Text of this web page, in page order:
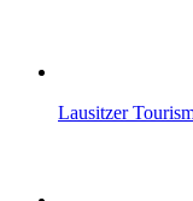
Lausitzer